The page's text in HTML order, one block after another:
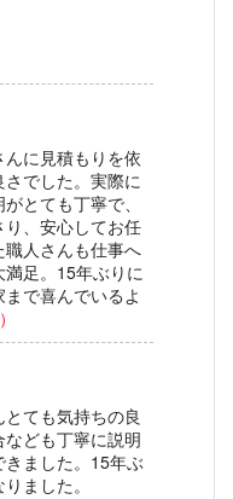
に見積もりを依
でした。実際に
とても丁寧で、
、安心してお任
人さんも仕事へ
足。15年ぶりに
で喜んでいるよ
ても気持ちの良
ども丁寧に説明
きました。15年ぶ
ました。